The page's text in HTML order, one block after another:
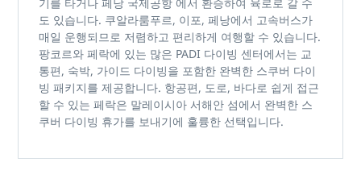
도 있습니다. 쿠알라룸푸르, 이포, 페낭에서 고속버스가
매일 운행되므로 저렴하고 편리하게 여행할 수 있습니다.
팡코르와 페락에 있는 많은 PADI 다이빙 센터에서는 교
통편, 숙박, 가이드 다이빙을 포함한 완벽한 스쿠버 다이
빙 패키지를 제공합니다. 항공편, 도로, 바다로 쉽게 접근
할 수 있는 페락은 말레이시아 서해안 섬에서 완벽한 스
쿠버 다이빙 휴가를 보내기에 훌륭한 선택입니다.